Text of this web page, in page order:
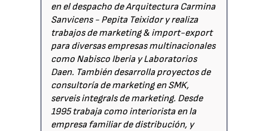
en el despacho de Arquitectura Carmina
Sanvicens - Pepita Teixidor y realiza
trabajos de marketing & import-export
para diversas empresas multinacionales
como Nabisco Iberia y Laboratorios
Daen. También desarrolla proyectos de
consultoría de marketing en SMK,
serveis integrals de marketing. Desde
1995 trabaja como interiorista en la
empresa familiar de distribución, y